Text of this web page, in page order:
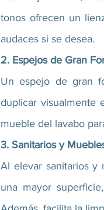
tonos ofrecen un
audaces si se desea.
2. Espejos de Gran
Un espejo de gran
duplicar visualmente
mueble del lavabo
3. Sanitarios y
Al elevar sanitarios y
una mayor